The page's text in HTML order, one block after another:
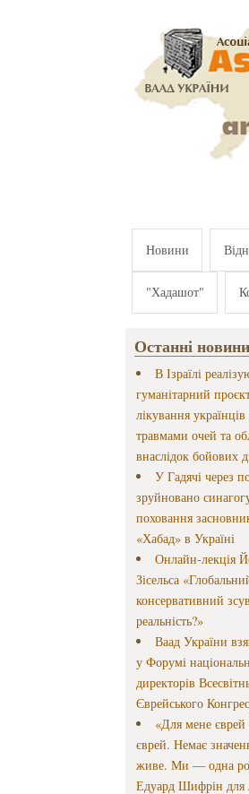
Новини
"Хадашот"
Останні новини
В Ізраїлі
гуманітарний
лікування українців
травмами очей та
внаслідок бойових
У Гадячі через
зруйновано
поховання
«Хабад» в Україні
Онлайн-лекція
Зісельса
консервативний
реальність?»
Ваад України
у Форумі
директорів
Єврейського
«Для мене
єврей. Немає
живе. Ми — одна
Едуард Шифрін для